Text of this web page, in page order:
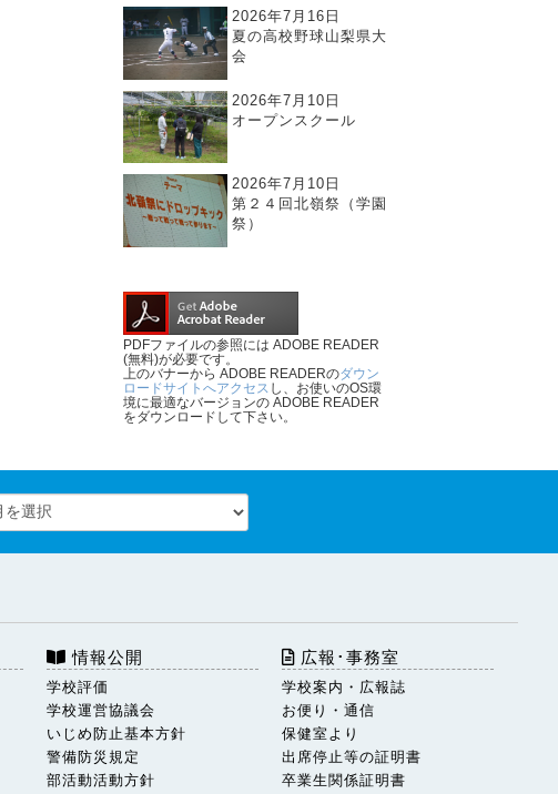
2026年7月16日
夏の高校野球山梨県大
会
2026年7月10日
オープンスクール
2026年7月10日
第２４回北嶺祭（学園
祭）
PDFファイルの参照には ADOBE READER
(無料)が必要です。
上のバナーから ADOBE READERのダウン
ロードサイトへアクセス し、お使いのOS環
境に最適なバージョンの ADOBE READER
をダウンロードして下さい。
情報公開
学校評価
学校運営協議会
いじめ防止基本方針
警備防災規定
部活動活動方針
広報･事務室
学校案内・広報誌
お便り・通信
保健室より
出席停止等の証明書
卒業生関係証明書